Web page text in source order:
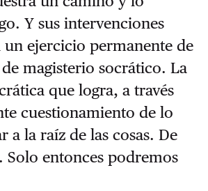
Y sus intervenciones
un ejercicio permanente de
magisterio socrático. La
que logra, a través
cuestionamiento de lo
a la raíz de las cosas. De
Solo entonces podremos